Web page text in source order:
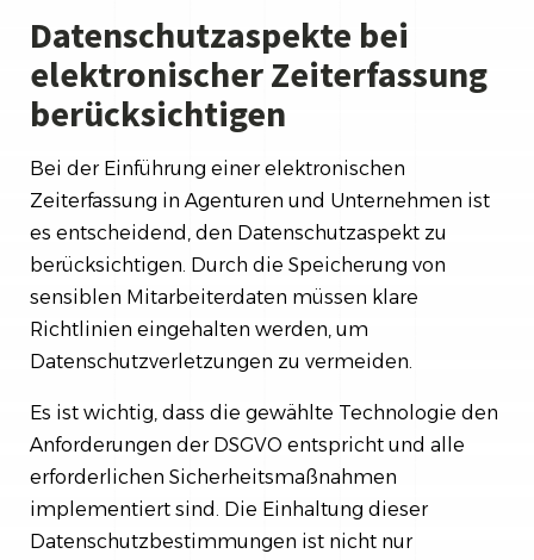
Datenschutzaspekte bei
elektronischer Zeiterfassung
berücksichtigen
Bei der Einführung einer elektronischen
Zeiterfassung in Agenturen und Unternehmen ist
es entscheidend, den Datenschutzaspekt zu
berücksichtigen. Durch die Speicherung von
sensiblen Mitarbeiterdaten müssen klare
Richtlinien eingehalten werden, um
Datenschutzverletzungen zu vermeiden.
Es ist wichtig, dass die gewählte Technologie den
Anforderungen der DSGVO entspricht und alle
erforderlichen Sicherheitsmaßnahmen
implementiert sind. Die Einhaltung dieser
Datenschutzbestimmungen ist nicht nur